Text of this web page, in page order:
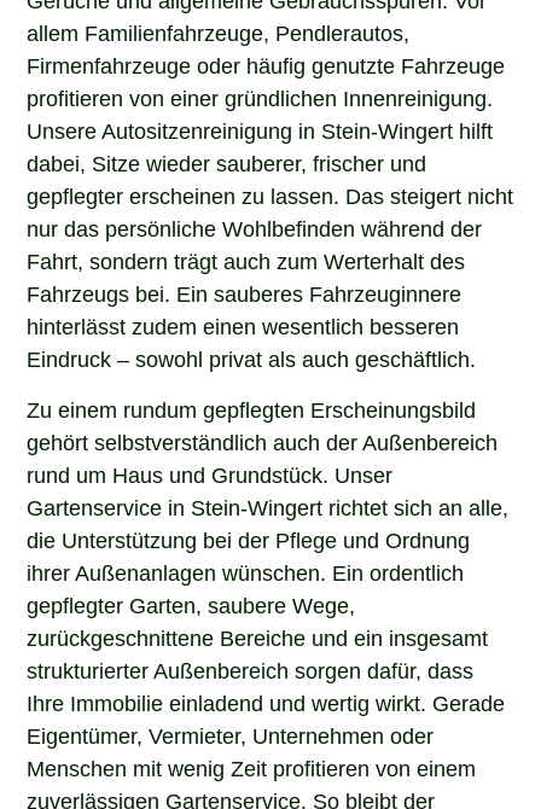
allem Familienfahrzeuge, Pendlerautos,
Firmenfahrzeuge oder häufig genutzte Fahrzeuge
profitieren von einer gründlichen Innenreinigung.
Unsere Autositzenreinigung in Stein-Wingert hilft
dabei, Sitze wieder sauberer, frischer und
gepflegter erscheinen zu lassen. Das steigert nicht
nur das persönliche Wohlbefinden während der
Fahrt, sondern trägt auch zum Werterhalt des
Fahrzeugs bei. Ein sauberes Fahrzeuginnere
hinterlässt zudem einen wesentlich besseren
Eindruck – sowohl privat als auch geschäftlich.
Zu einem rundum gepflegten Erscheinungsbild
gehört selbstverständlich auch der Außenbereich
rund um Haus und Grundstück. Unser
Gartenservice in Stein-Wingert richtet sich an alle,
die Unterstützung bei der Pflege und Ordnung
ihrer Außenanlagen wünschen. Ein ordentlich
gepflegter Garten, saubere Wege,
zurückgeschnittene Bereiche und ein insgesamt
strukturierter Außenbereich sorgen dafür, dass
Ihre Immobilie einladend und wertig wirkt. Gerade
Eigentümer, Vermieter, Unternehmen oder
Menschen mit wenig Zeit profitieren von einem
zuverlässigen Gartenservice. So bleibt der